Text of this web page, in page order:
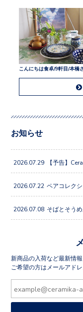
お知らせ
2026.07.29 【予告】
2026.07.22 ペアコレク
2026.07.08 そばとそうめ
新商品の入荷など最新情報
ご希望の方はメールアド